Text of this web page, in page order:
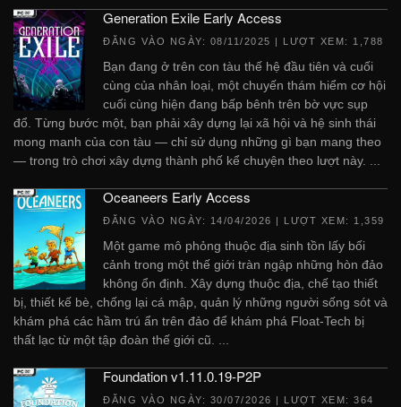
Generation Exile Early Access
ĐĂNG VÀO NGÀY: 08/11/2025 | LƯỢT XEM: 1,788
Bạn đang ở trên con tàu thế hệ đầu tiên và cuối
cùng của nhân loại, một chuyến thám hiểm cơ hội
cuối cùng hiện đang bấp bênh trên bờ vực sụp
đổ. Từng bước một, bạn phải xây dựng lại xã hội và hệ sinh thái
mong manh của con tàu — chỉ sử dụng những gì bạn mang theo
— trong trò chơi xây dựng thành phố kể chuyện theo lượt này. ...
Oceaneers Early Access
ĐĂNG VÀO NGÀY: 14/04/2026 | LƯỢT XEM: 1,359
Một game mô phỏng thuộc địa sinh tồn lấy bối
cảnh trong một thế giới tràn ngập những hòn đảo
không ổn định. Xây dựng thuộc địa, chế tạo thiết
bị, thiết kế bè, chống lại cá mập, quản lý những người sống sót và
khám phá các hầm trú ẩn trên đảo để khám phá Float-Tech bị
thất lạc từ một tập đoàn thế giới cũ. ...
Foundation v1.11.0.19-P2P
ĐĂNG VÀO NGÀY: 30/07/2026 | LƯỢT XEM: 364